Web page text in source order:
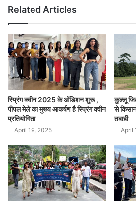
Related Articles
स्प्रिंग क्वीन 2025 के ऑडिशन शुरू ,
पीपल मेले का मुख्य आकर्षण है स्प्रिंग क्वीन
प्रतियोगिता
April 19, 2025
कुल्लू
से
तबाही
April